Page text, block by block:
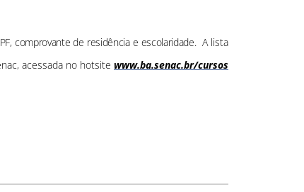
comprovante de residência e escolaridade. A lista
acessada no hotsite www.ba.senac.br/cursos